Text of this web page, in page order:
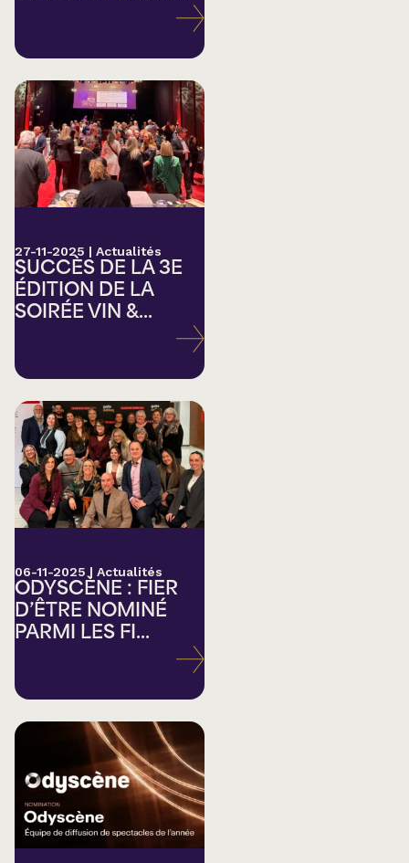
27-11-2025 | Actualités
SUCCÈS DE LA 3E
ÉDITION DE LA
SOIRÉE VIN &...
06-11-2025 | Actualités
ODYSCÈNE : FIER
D’ÊTRE NOMINÉ
PARMI LES FI...